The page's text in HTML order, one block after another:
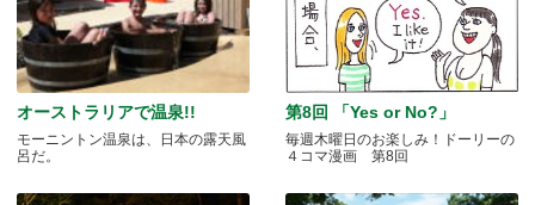
オーストラリアで温泉!!
モーニントン温泉は、日本の露天風
呂だ。
第8回 「Yes or No?」
毎週木曜日のお楽しみ！ドーリーの
４コマ漫画 第8回